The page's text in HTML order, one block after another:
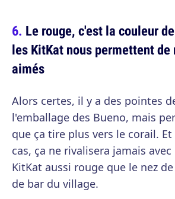
Le rouge, c'est la couleur
les KitKat nous permettent de
aimés
Alors certes, il y a des pointes
l'emballage des Bueno, mais
que ça tire plus vers le corail.
cas, ça ne rivalisera jamais
KitKat aussi rouge que le nez
de bar du village.